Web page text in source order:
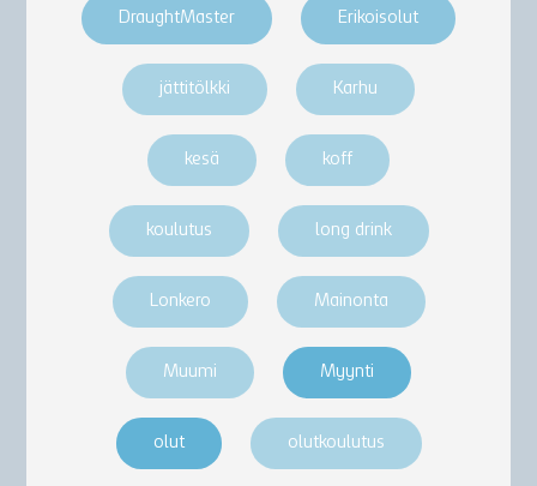
DraughtMaster Erikoisolut
jättitölkki Karhu
kesä koff
koulutus long drink
Lonkero Mainonta
Muumi Myynti
olut olutkoulutus